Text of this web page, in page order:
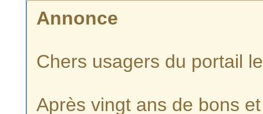
Annonce
Chers usagers du portail
Après vingt ans de bons